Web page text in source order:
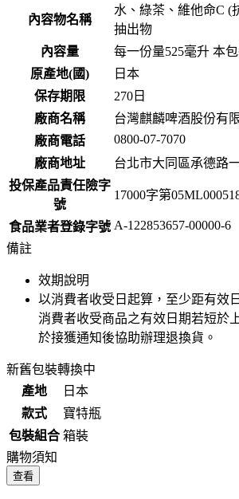
內容物名稱
水、綠茶、維他命C (
抽出物
內容量
每一份量525毫升 本
原產地(國)
日本
保存期限
270 日
廠商名稱
台灣麒麟啤酒股份有
廠商電話
0800-07-7070
廠商地址
台北市大同區承德路
投保產品責任險字
號
17000字第
食品業者登錄字號 A-122853657-00000-6
備註
效期說明
以消費者收受日起算，至少距有效
消費者收受商品之有效日期若短於
於接獲通知後協助辦理退換貨。
新舊包裝轉換中
產地
日本
款式
寶特瓶
包裝組合 箱裝
購物須知
查看